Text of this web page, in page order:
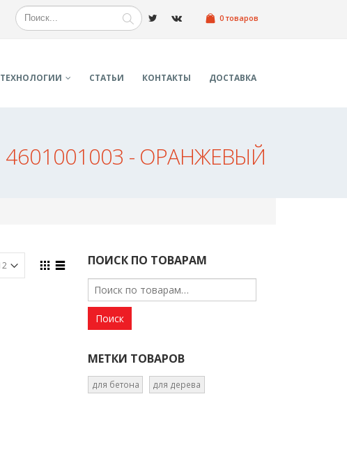
0 товаров
TЕХНОЛОГИИ СТАТЬИ КОНТАКТЫ ДОСТАВКА
4601001003 - ОРАНЖЕВЫЙ
ПОИСК ПО ТОВАРАМ
МЕТКИ ТОВАРОВ
для бетона для дерева